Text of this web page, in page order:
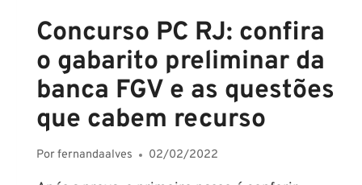
Concurso PC RJ: confira
o gabarito preliminar da
banca FGV e as questões
que cabem recurso
Porfernandaalves 02/02/2022